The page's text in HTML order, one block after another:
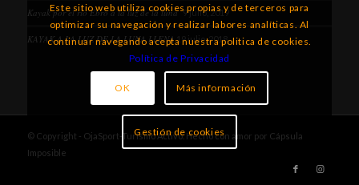
Kayak por el río Ebro a la luz de la luna9 julio, 2019
KAYAK A LA LUZ DE LA LUNA LLENA19 julio, 2018
© Copyright - OjaSport-Turismo Activo. Hecho con amor por Cápsula
Imposible
Este sitio web utiliza cookies propias y de terceros para
optimizar su navegación y realizar labores analíticas. Al
continuar navegando acepta nuestra politica de cookies.
Política de Privacidad
OK Más información
Gestión de cookies